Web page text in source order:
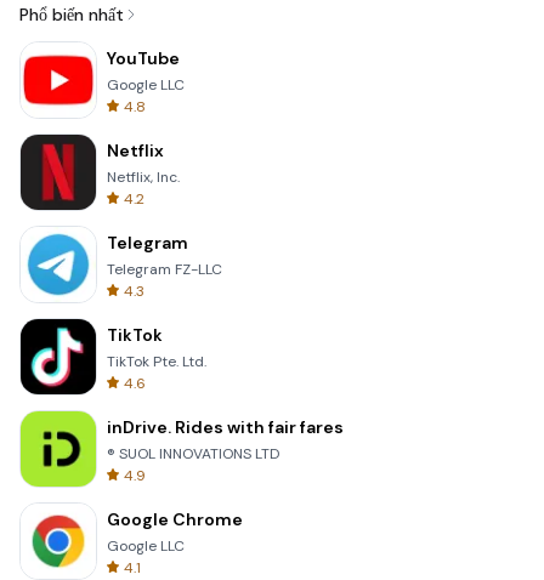
Phổ biến nhất
YouTube
Google LLC
4.8
Netflix
Netflix, Inc.
4.2
Telegram
Telegram FZ-LLC
4.3
TikTok
TikTok Pte. Ltd.
4.6
inDrive. Rides with fair fares
® SUOL INNOVATIONS LTD
4.9
Google Chrome
Google LLC
4.1